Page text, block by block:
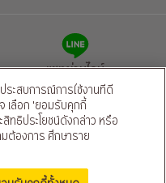
แชทผ่านไลน์
ข้อมูลส่วนบุคคลของผู้ให้บริการ
ธยา จำกัด (มหาชน) และ
ส จำกัด (มหาชน)
ระสบการณ์การใช้งานที่ดี
เลือก 'ยอมรับคุกกี้
ทธิประโยชน์ดังกล่าว หรือ
ต้องการ ศึกษาราย